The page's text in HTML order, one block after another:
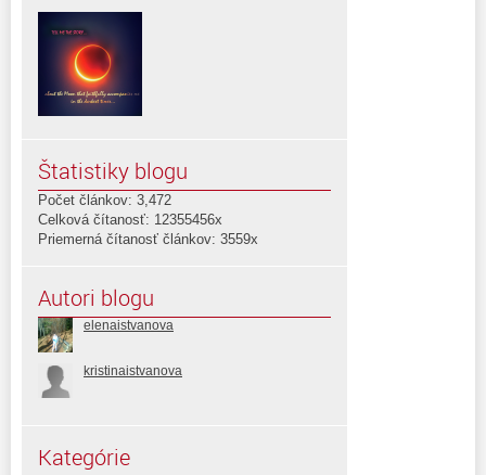
Štatistiky blogu
Počet článkov: 3,472
Celková čítanosť: 12355456x
Priemerná čítanosť článkov: 3559x
Autori blogu
elenaistvanova
kristinaistvanova
Kategórie